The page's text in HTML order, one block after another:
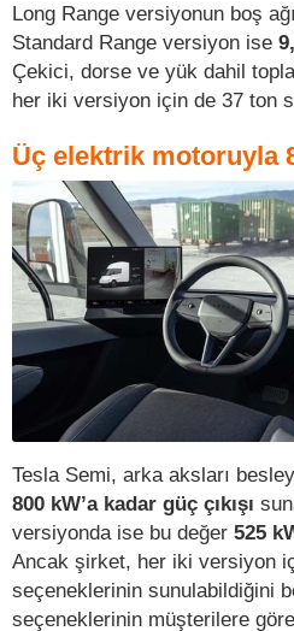
Long Range versiyonun boş
Standard Range versiyon ise
Çekici, dorse ve yük dahil
her iki versiyon için de 37 ton
Üç elektrik motoruyla
Tesla Semi, arka aksları
800 kW’a kadar güç çıkışı
versiyonda ise bu değer 525
Ancak şirket, her iki versiyon
seçeneklerinin sunulabildiğini
seçeneklerinin müşterilere göre